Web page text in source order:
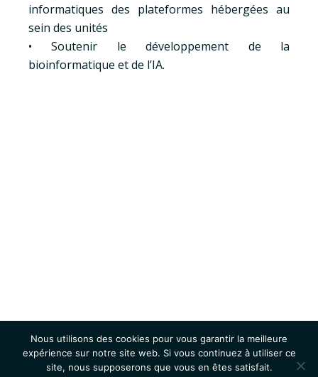
informatiques des plateformes hébergées au
sein des unités
• Soutenir le développement de la
bioinformatique et de l’IA.
Nous utilisons des cookies pour vous garantir la meilleure
expérience sur notre site web. Si vous continuez à utiliser ce
site, nous supposerons que vous en êtes satisfait.